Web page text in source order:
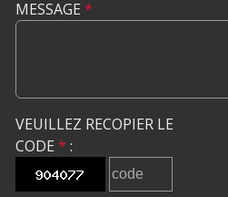
MESSAGE *
VEUILLEZ RECOPIER LE
CODE * :